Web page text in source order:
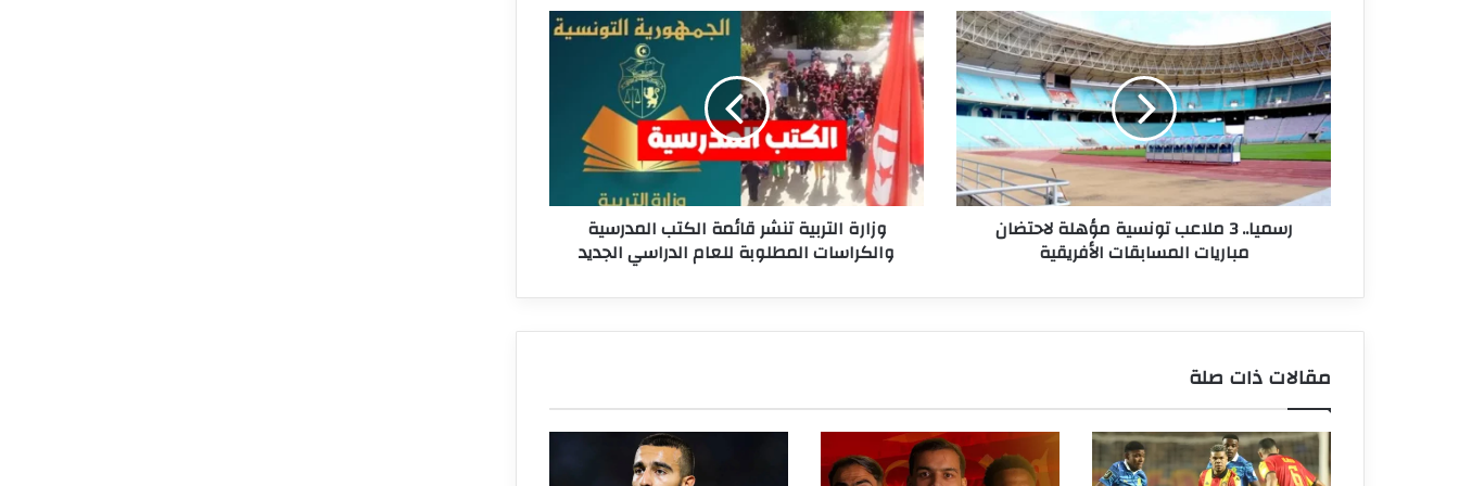
رسميا..
3
ملاعب
تونسية
مؤهلة
لاحتضان
مباريات
المسابقات
الأفريقية
رسميا.. 3 ملاعب تونسية مؤهلة لاحتضان
مباريات المسابقات الأفريقية
وزارة
التربية
تنشر
قائمة
الكتب
المدرسية
والكراسات
المطلوبة
للعام
الدراسي
الجديد
وزارة التربية تنشر قائمة الكتب المدرسية
والكراسات المطلوبة للعام الدراسي الجديد
مقالات ذات صلة